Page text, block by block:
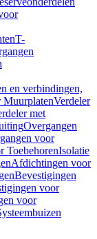
T-
en verbindingen,
MuurplatenVerdeler
met
Overgangen
voor
ToebehorenIsolatie
Afdichtingen voor
Bevestigingen
voor
voor